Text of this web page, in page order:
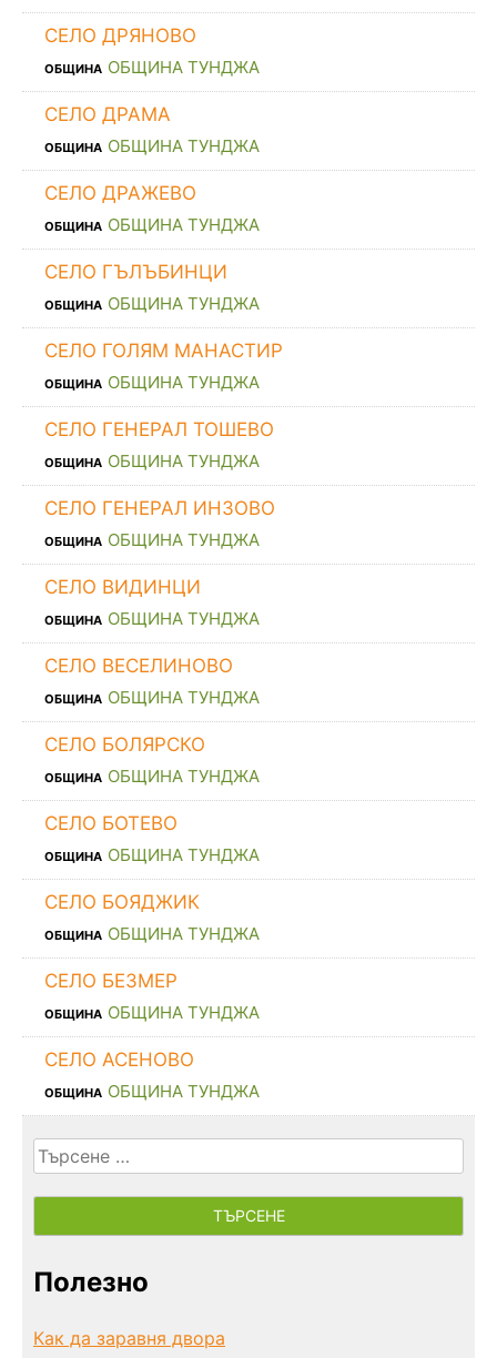
СЕЛО ДРЯНОВО
ОБЩИНА ОБЩИНА ТУНДЖА
СЕЛО ДРАМА
ОБЩИНА ОБЩИНА ТУНДЖА
СЕЛО ДРАЖЕВО
ОБЩИНА ОБЩИНА ТУНДЖА
СЕЛО ГЪЛЪБИНЦИ
ОБЩИНА ОБЩИНА ТУНДЖА
СЕЛО ГОЛЯМ МАНАСТИР
ОБЩИНА ОБЩИНА ТУНДЖА
СЕЛО ГЕНЕРАЛ ТОШЕВО
ОБЩИНА ОБЩИНА ТУНДЖА
СЕЛО ГЕНЕРАЛ ИНЗОВО
ОБЩИНА ОБЩИНА ТУНДЖА
СЕЛО ВИДИНЦИ
ОБЩИНА ОБЩИНА ТУНДЖА
СЕЛО ВЕСЕЛИНОВО
ОБЩИНА ОБЩИНА ТУНДЖА
СЕЛО БОЛЯРСКО
ОБЩИНА ОБЩИНА ТУНДЖА
СЕЛО БОТЕВО
ОБЩИНА ОБЩИНА ТУНДЖА
СЕЛО БОЯДЖИК
ОБЩИНА ОБЩИНА ТУНДЖА
СЕЛО БЕЗМЕР
ОБЩИНА ОБЩИНА ТУНДЖА
СЕЛО АСЕНОВО
ОБЩИНА ОБЩИНА ТУНДЖА
Търсене
за:
Полезно
Как да заравня двора